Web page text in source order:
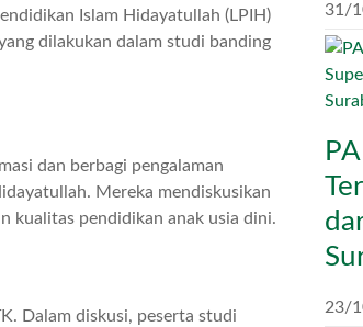
Islam Hidayatullah (LPIH)
dilakukan dalam studi banding
dan berbagi pengalaman
Mereka mendiskusikan
kualitas pendidikan anak usia dini.
Dalam diskusi, peserta studi
31/
23/